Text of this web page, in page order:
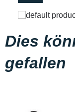
Dies
gefallen